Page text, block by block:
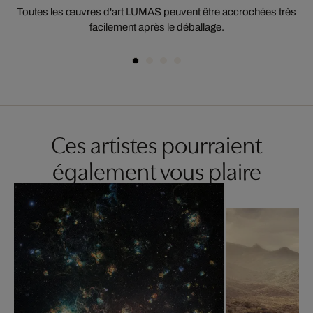
Toutes les œuvres d'art LUMAS peuvent être accrochées très
facilement après le déballage.
Ces artistes pourraient
également vous plaire